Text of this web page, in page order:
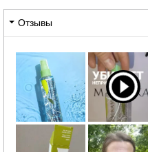
Отзывы